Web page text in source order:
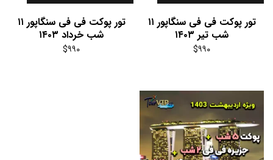
تور پوکت فی فی سنگاپور ۱۱
شب تیر ۱۴۰۳
$۹۹۰
تور پوکت فی فی سنگاپور ۱۱
شب خرداد ۱۴۰۳
$۹۹۰